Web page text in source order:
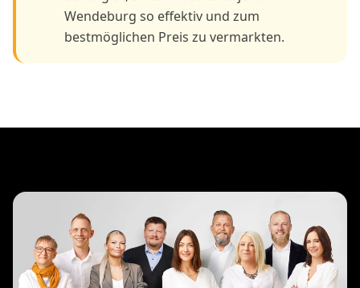
Wendeburg so effektiv und zum
bestmöglichen Preis zu vermarkten.